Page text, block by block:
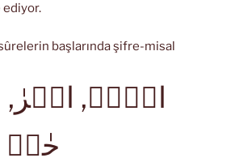
ediyor.
başlarında şifre-misal